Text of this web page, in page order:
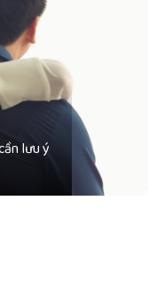
lưu ý